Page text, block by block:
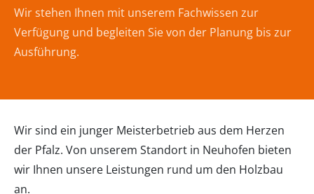
Wir stehen Ihnen mit unserem Fachwissen zur
Verfügung und begleiten Sie von der Planung bis zur
Ausführung.
Wir sind ein junger Meisterbetrieb aus dem Herzen
der Pfalz. Von unserem Standort in Neuhofen bieten
wir Ihnen unsere Leistungen rund um den Holzbau
an.